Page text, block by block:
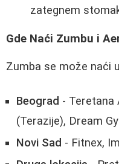
zategnem
Gde Naći Zumbu i
Zumba se može naći
Beograd - Teretana
(Terazije), Dream
Novi Sad - Fitnex,